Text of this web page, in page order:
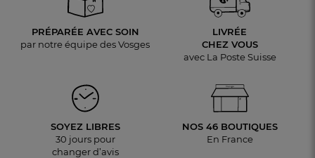
PRÉPARÉE AVEC SOIN
par notre équipe des Vosges
LIVRÉE
CHEZ VOUS
avec La Poste Suisse
SOYEZ LIBRES
30 jours pour
changer d’avis
NOS 46 BOUTIQUES
En France